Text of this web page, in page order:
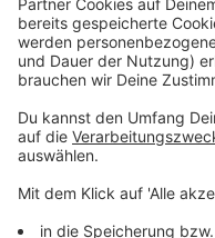
Nutzung des
Mehr
Anzeige